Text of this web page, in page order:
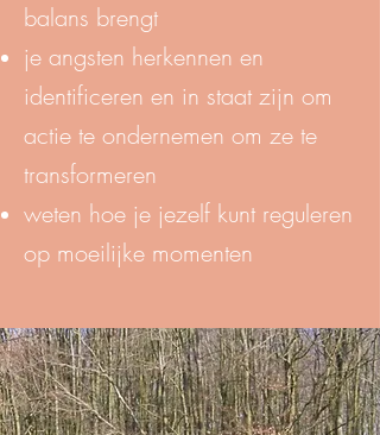
balans brengt
je angsten herkennen en
identificeren en in staat zijn om
actie te ondernemen om ze te
transformeren
weten hoe je jezelf kunt reguleren
op moeilijke momenten